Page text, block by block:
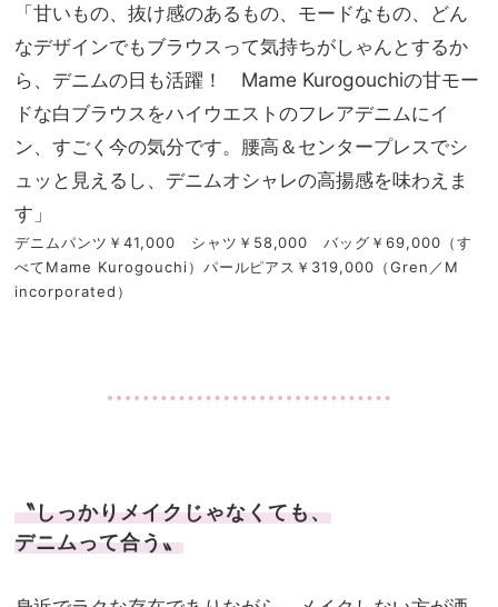
「甘いもの、抜け感のあるもの、モードなもの、どん
なデザインでもブラウスって気持ちがしゃんとするか
ら、デニムの日も活躍！ Mame Kurogouchiの甘モー
ドな白ブラウスをハイウエストのフレアデニムにイ
ン、すごく今の気分です。腰高＆センタープレスでシ
ュッと見えるし、デニムオシャレの高揚感を味わえま
す」
デニムパンツ￥41,000 シャツ￥58,000 バッグ￥69,000（す
べてMame Kurogouchi）パールピアス￥319,000（Gren／M
incorporated）
〝しっかりメイクじゃなくても、
デニムって合う〟